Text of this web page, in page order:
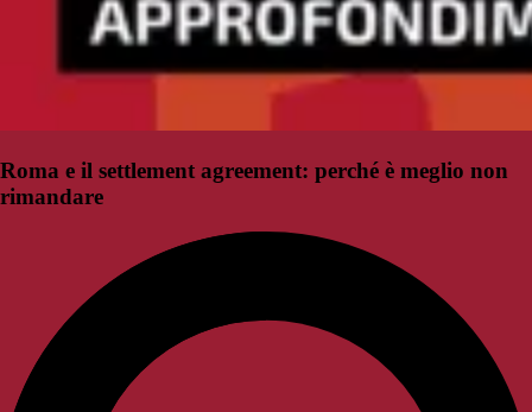
Roma e il settlement agreement: perché è meglio non
rimandare